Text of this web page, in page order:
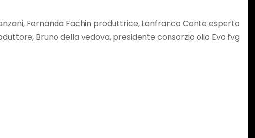
Fernanda Fachin produttrice, Lanfranco Conte esperto
Bruno della vedova, presidente consorzio olio Evo fvg